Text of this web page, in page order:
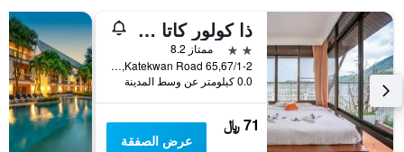
ذا كولور كاتا بيتش
2 نجمتين
ممتاز 8.2
65,67/1-2 Katekwan Road, كيرون, تايلاند
0.0 كيلومتر عن وسط المدينة
71 ﷼
عرض الصفقة